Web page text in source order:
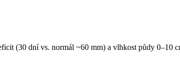
(30 dní vs. normál ~60 mm) a vlhkost půdy 0–10